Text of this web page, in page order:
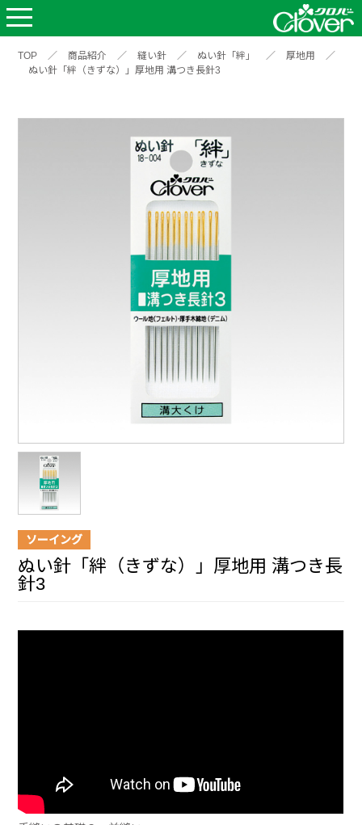
TOP ／ 商品紹介 ／ 縫い針 ／ ぬい針「絆」 ／ 厚地用
／
ぬい針「絆（きずな）」厚地用 溝つき長針3
ソーイング
ぬい針「絆（きずな）」厚地用 溝つき長
針3